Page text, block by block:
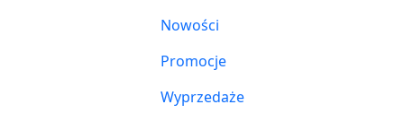
Nowości
Promocje
Wyprzedaże